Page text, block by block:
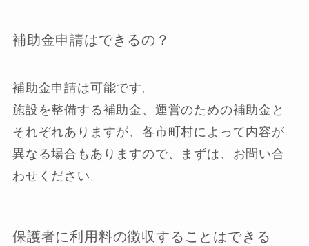
補助金申請はできるの？
補助金申請は可能です。
施設を整備する補助金、運営のための補助金と
それぞれありますが、各市町村によって内容が
異なる場合もありますので、まずは、お問い合
わせください。
保護者に利用料の徴収することはできる